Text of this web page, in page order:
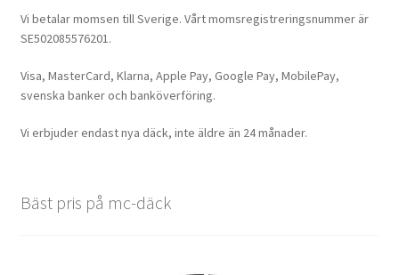
Vi betalar momsen till Sverige. Vårt momsregistreringsnummer är
SE502085576201.
Visa, MasterCard, Klarna, Apple Pay, Google Pay, MobilePay,
svenska banker och banköverföring.
Vi erbjuder endast nya däck, inte äldre än 24 månader.
Bäst pris på mc-däck